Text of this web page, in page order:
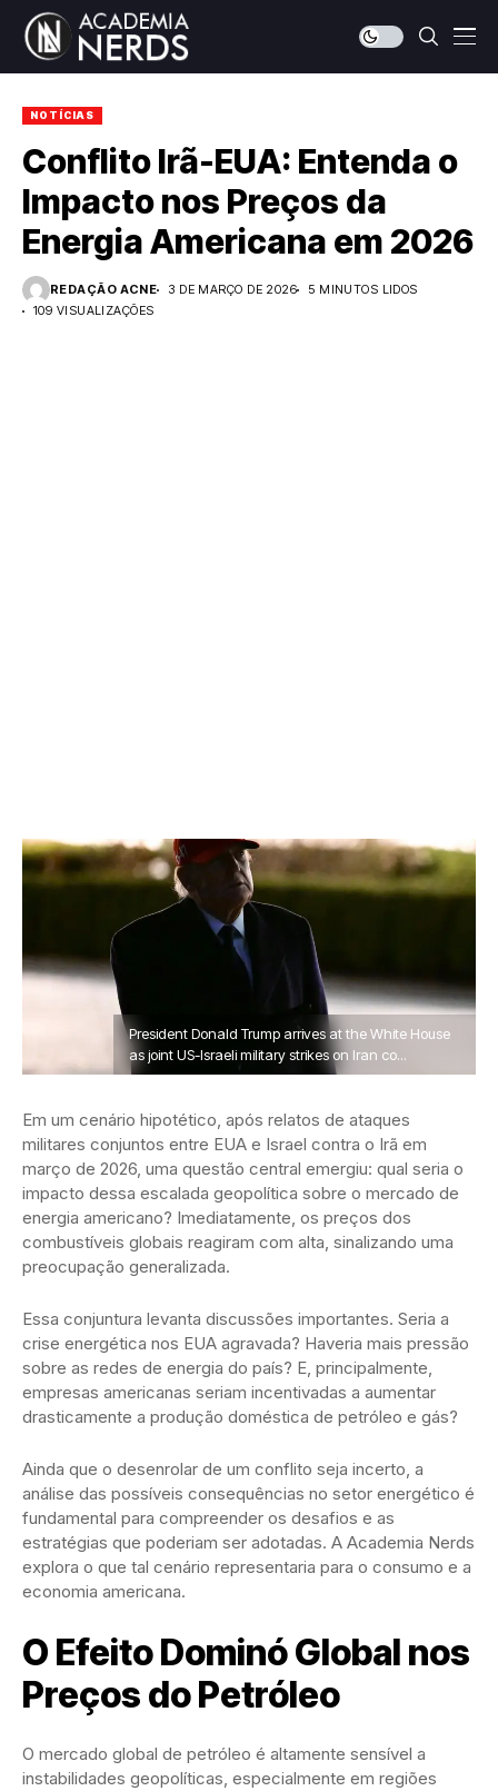
NOTÍCIAS
Conflito Irã-EUA: Entenda o
Impacto nos Preços da
Energia Americana em 2026
REDAÇÃO ACNE 3 DE MARÇO DE 2026
5 MINUTOS LIDOS
109 VISUALIZAÇÕES
President Donald Trump arrives at the White House
as joint US-Israeli military strikes on Iran co...
Em um cenário hipotético, após relatos de ataques
militares conjuntos entre EUA e Israel contra o Irã em
março de 2026, uma questão central emergiu: qual seria o
impacto dessa escalada geopolítica sobre o mercado de
energia americano? Imediatamente, os preços dos
combustíveis globais reagiram com alta, sinalizando uma
preocupação generalizada.
Essa conjuntura levanta discussões importantes. Seria a
crise energética nos EUA agravada? Haveria mais pressão
sobre as redes de energia do país? E, principalmente,
empresas americanas seriam incentivadas a aumentar
drasticamente a produção doméstica de petróleo e gás?
Ainda que o desenrolar de um conflito seja incerto, a
análise das possíveis consequências no setor energético é
fundamental para compreender os desafios e as
estratégias que poderiam ser adotadas. A Academia Nerds
explora o que tal cenário representaria para o consumo e a
economia americana.
O Efeito Dominó Global nos
Preços do Petróleo
O mercado global de petróleo é altamente sensível a
instabilidades geopolíticas, especialmente em regiões